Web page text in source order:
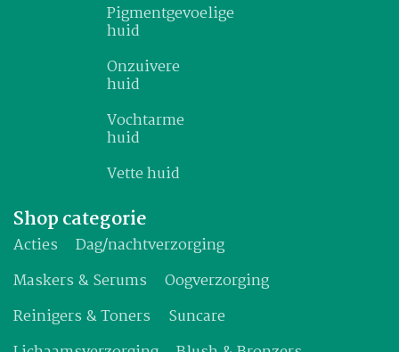
Pigmentgevoelige
huid
Onzuivere
huid
Vochtarme
huid
Vette huid
Shop categorie
Acties
Dag/nachtverzorging
Maskers & Serums
Oogverzorging
Reinigers & Toners
Suncare